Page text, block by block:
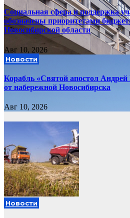
Социальная сфера и поддержка
обозначены приоритетами
Новосибирской области
Авг 10, 2026
Новости
Корабль «Святой апостол
от набережной Новосибирска
Авг 10, 2026
Новости